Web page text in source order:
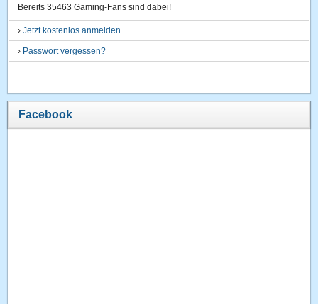
Bereits 35463 Gaming-Fans sind dabei!
›Jetzt kostenlos anmelden
› Passwort vergessen?
Facebook